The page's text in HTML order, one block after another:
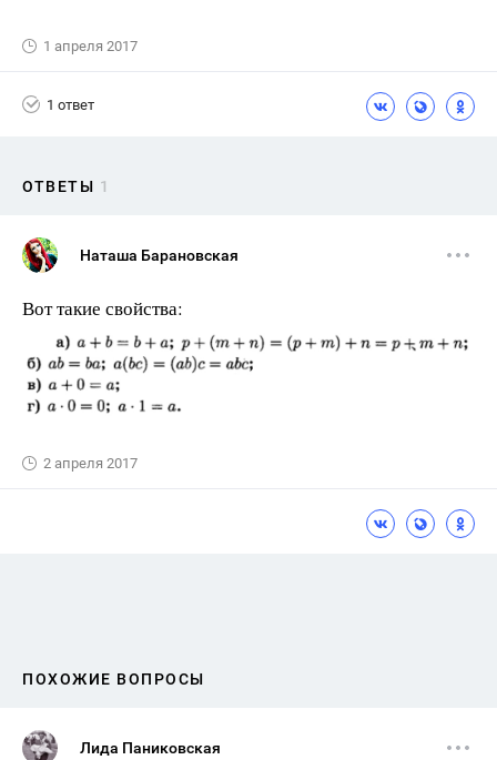
1 апреля 2017
1 ответ
ОТВЕТЫ 1
Наташа Барановская
Вот такие свойства:
2 апреля 2017
ПОХОЖИЕ ВОПРОСЫ
Лида Паниковская